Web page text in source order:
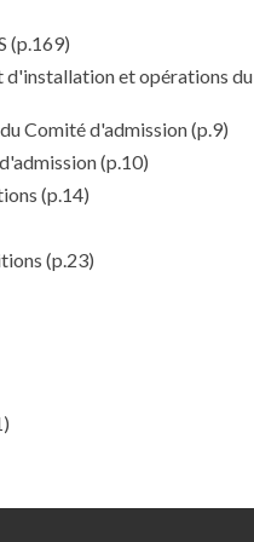
(p.169)
d'installation et opérations
Comité d'admission(p.9)
(p.10)
(p.14)
(p.23)